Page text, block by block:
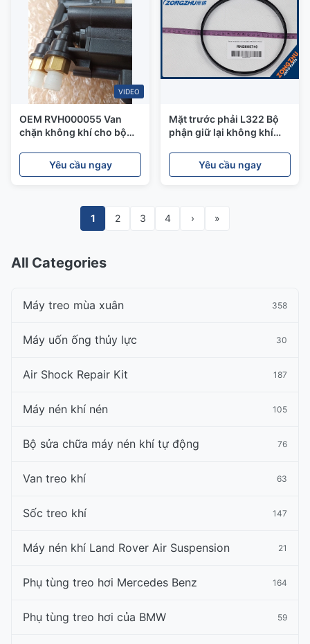
VIDEO
OEM RVH000055 Van
chặn không khí cho bộ
nén khí Land Rover
Yêu cầu ngay
Mặt trước phải L322 Bộ
phận giữ lại không khí
thép OEM RNB000750
Yêu cầu ngay
1 2 3 4 › »
All Categories
Máy treo mùa xuân 358
Máy uốn ống thủy lực 30
Air Shock Repair Kit 187
Máy nén khí nén 105
Bộ sửa chữa máy nén khí tự động 76
Van treo khí 63
Sốc treo khí 147
Máy nén khí Land Rover Air Suspension 21
Phụ tùng treo hơi Mercedes Benz 164
Phụ tùng treo hơi của BMW 59